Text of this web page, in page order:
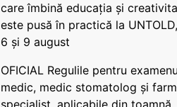
care îmbină educația și
este pusă în practică la
6 și 9 august
OFICIAL Regulile pentru
medic, medic stomatolog și
specialist, aplicabile din toamnă,